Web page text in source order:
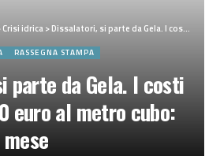
Crisi idrica>Dissalatori, si parte da Gela. I costi tra 1,70 e 1,50 euro al metro cubo: un milione al mese
RASSEGNA STAMPA
parte da Gela. I costi
euro al metro cubo: